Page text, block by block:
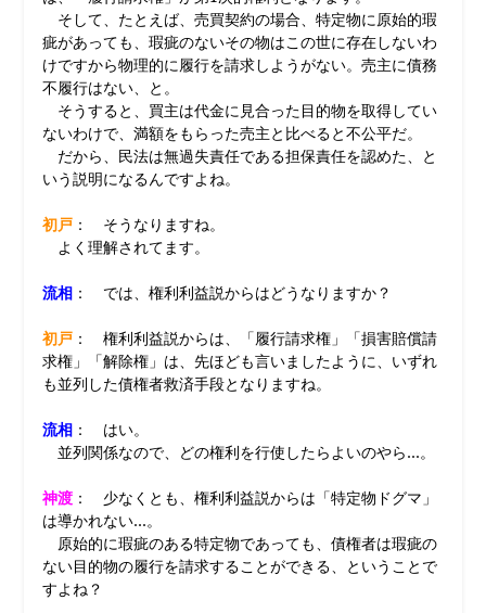
そして、たとえば、売買契約の場合、特定物に原始的瑕
疵があっても、瑕疵のないその物はこの世に存在しないわ
けですから物理的に履行を請求しようがない。売主に債務
不履行はない、と。
そうすると、買主は代金に見合った目的物を取得してい
ないわけで、満額をもらった売主と比べると不公平だ。
だから、民法は無過失責任である担保責任を認めた、と
いう説明になるんですよね。
初戸： そうなりますね。
よく理解されてます。
流相： では、権利利益説からはどうなりますか？
初戸： 権利利益説からは、「履行請求権」「損害賠償請
求権」「解除権」は、先ほども言いましたように、いずれ
も並列した債権者救済手段となりますね。
流相： はい。
並列関係なので、どの権利を行使したらよいのやら…。
神渡： 少なくとも、権利利益説からは「特定物ドグマ」
は導かれない…。
原始的に瑕疵のある特定物であっても、債権者は瑕疵の
ない目的物の履行を請求することができる、ということで
すよね？